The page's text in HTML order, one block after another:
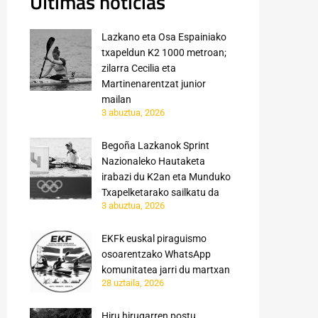
Lazkano eta Osa Espainiako
txapeldun K2 1000 metroan;
zilarra Cecilia eta
Martinenarentzat junior
mailan
3 abuztua, 2026
Begoña Lazkanok Sprint
Nazionaleko Hautaketa
irabazi du K2an eta Munduko
Txapelketarako sailkatu da
3 abuztua, 2026
EKFk euskal piraguismo
osoarentzako WhatsApp
komunitatea jarri du martxan
28 uztaila, 2026
Hiru hirugarren postu